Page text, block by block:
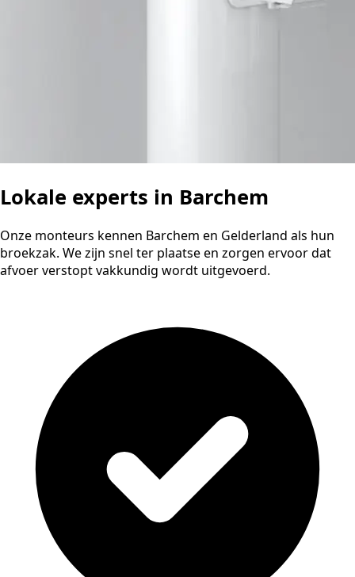
Lokale experts in Barchem
Onze monteurs kennen Barchem en Gelderland als hun
broekzak. We zijn snel ter plaatse en zorgen ervoor dat
afvoer verstopt vakkundig wordt uitgevoerd.